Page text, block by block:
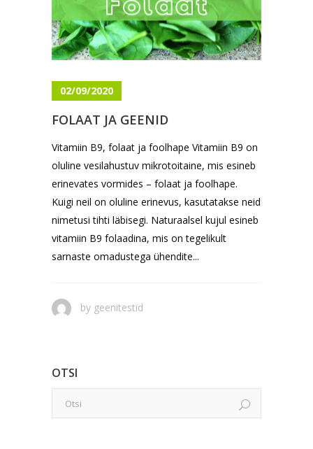
02/09/2020
FOLAAT JA GEENID
Vitamiin B9, folaat ja foolhape Vitamiin B9 on
oluline vesilahustuv mikrotoitaine, mis esineb
erinevates vormides – folaat ja foolhape.
Kuigi neil on oluline erinevus, kasutatakse neid
nimetusi tihti läbisegi. Naturaalsel kujul esineb
vitamiin B9 folaadina, mis on tegelikult
sarnaste omadustega ühendite...
by geenitestid
OTSI